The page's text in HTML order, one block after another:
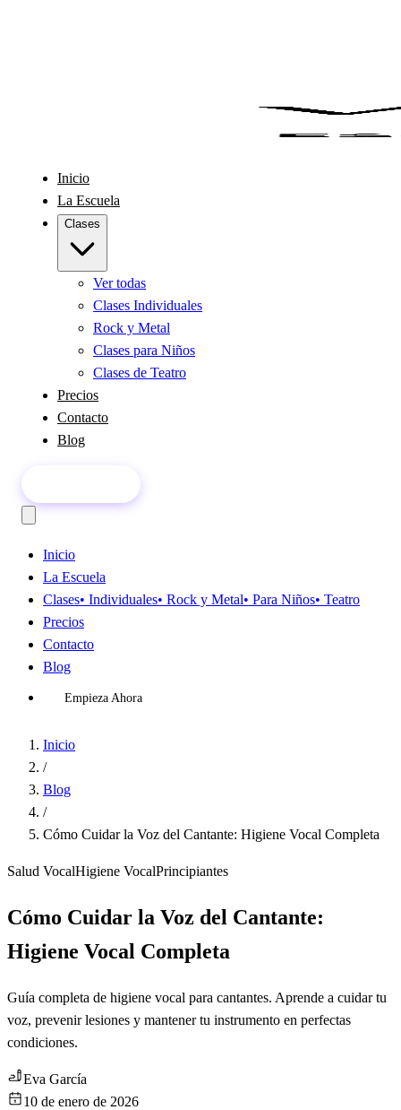
Inicio
La Escuela
Clases
Ver todas
Clases Individuales
Rock y Metal
Clases para Niños
Clases de Teatro
Precios
Contacto
Blog
Inicio
La Escuela
Clases• Individuales• Rock y Metal• Para Niños• Teatro
Precios
Contacto
Blog
Empieza Ahora
Inicio
/
Blog
/
Cómo Cuidar la Voz del Cantante: Higiene Vocal Completa
Salud VocalHigiene VocalPrincipiantes
Cómo Cuidar la Voz del Cantante:
Higiene Vocal Completa
Guía completa de higiene vocal para cantantes. Aprende a cuidar tu
voz, prevenir lesiones y mantener tu instrumento en perfectas
condiciones.
Eva García
10 de enero de 2026